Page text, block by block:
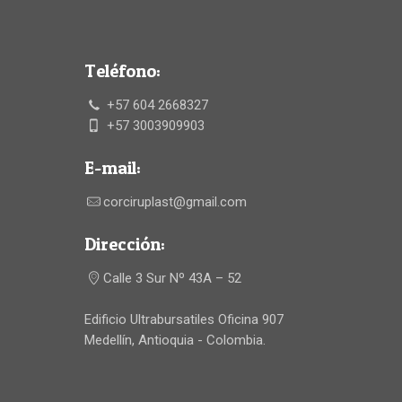
Teléfono:
+57 604 2668327
+57 3003909903
E-mail:
corciruplast@gmail.com
Dirección:
Calle 3 Sur Nº 43A – 52
Edificio Ultrabursatiles Oficina 907
Medellín, Antioquia - Colombia.